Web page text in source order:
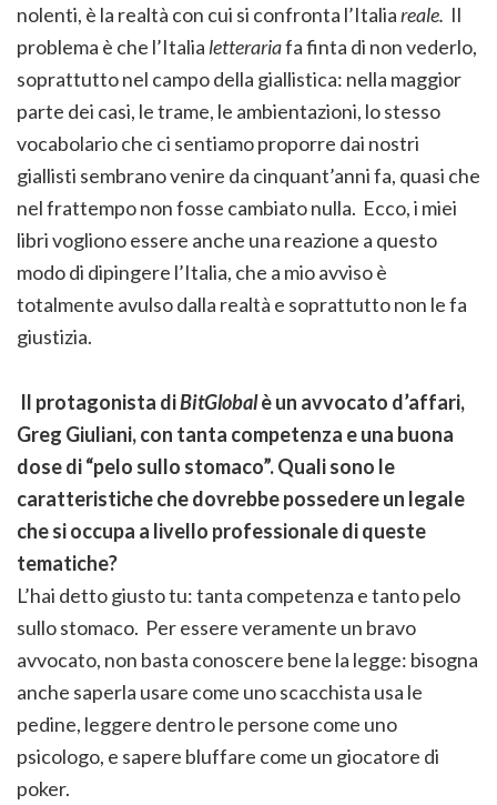
nolenti, è la realtà con cui si confronta l’Italiareale. Il
problema è che l’Italia letterariafa finta di non vederlo,
soprattutto nel campo della giallistica: nella maggior
parte dei casi, le trame, le ambientazioni, lo stesso
vocabolario che ci sentiamo proporre dai nostri
giallisti sembrano venire da cinquant’anni fa, quasi che
nel frattempo non fosse cambiato nulla. Ecco, i miei
libri vogliono essere anche una reazione a questo
modo di dipingere l’Italia, che a mio avviso è
totalmente avulso dalla realtà e soprattutto non le fa
giustizia.
Il protagonista diBitGlobalè un avvocato d’affari,
Greg Giuliani, con tanta competenza e una buona
dose di “pelo sullo stomaco”. Quali sono le
caratteristiche che dovrebbe possedere un legale
che si occupa a livello professionale di queste
tematiche?
L’hai detto giusto tu: tanta competenza e tanto pelo
sullo stomaco. Per essere veramente un bravo
avvocato, non basta conoscere bene la legge: bisogna
anche saperla usare come uno scacchista usa le
pedine, leggere dentro le persone come uno
psicologo, e sapere bluffare come un giocatore di
poker.